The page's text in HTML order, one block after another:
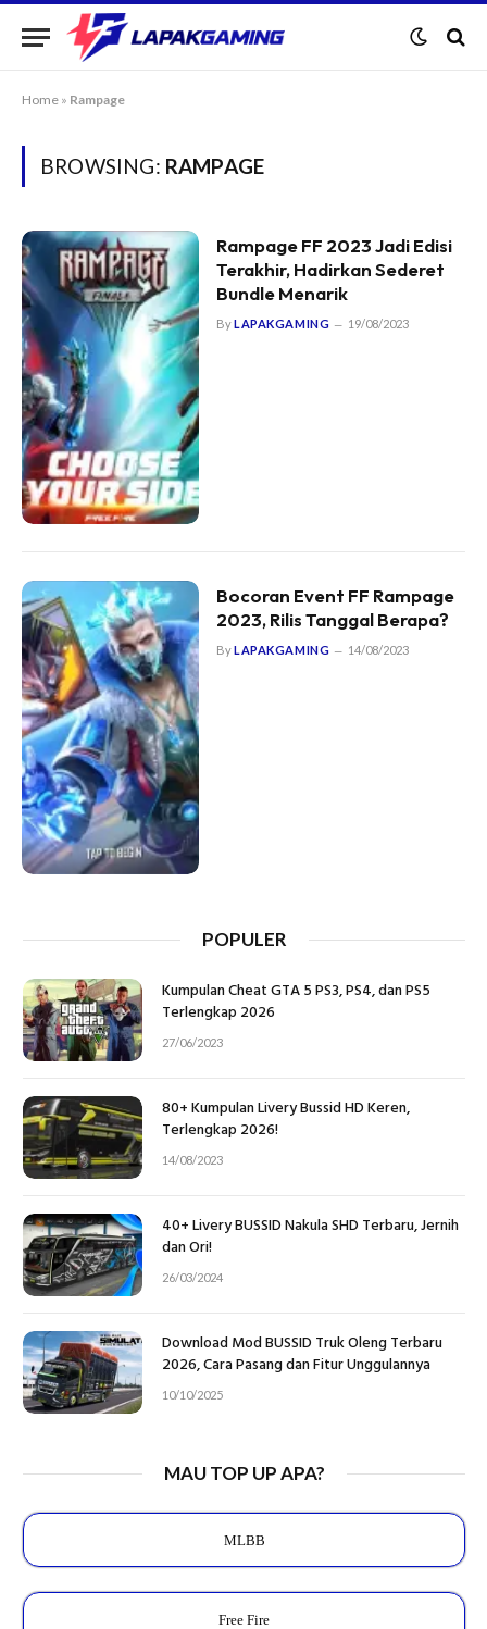
Home » Rampage
BROWSING: RAMPAGE
Rampage FF 2023 Jadi Edisi
Terakhir, Hadirkan Sederet
Bundle Menarik
ByLAPAKGAMING 19/08/2023
Bocoran Event FF Rampage
2023, Rilis Tanggal Berapa?
ByLAPAKGAMING 14/08/2023
POPULER
Kumpulan Cheat GTA 5 PS3, PS4, dan PS5
Terlengkap 2026
27/06/2023
80+ Kumpulan Livery Bussid HD Keren,
Terlengkap 2026!
14/08/2023
40+ Livery BUSSID Nakula SHD Terbaru, Jernih
dan Ori!
26/03/2024
Download Mod BUSSID Truk Oleng Terbaru
2026, Cara Pasang dan Fitur Unggulannya
10/10/2025
MAU TOP UP APA?
MLBB
Free Fire